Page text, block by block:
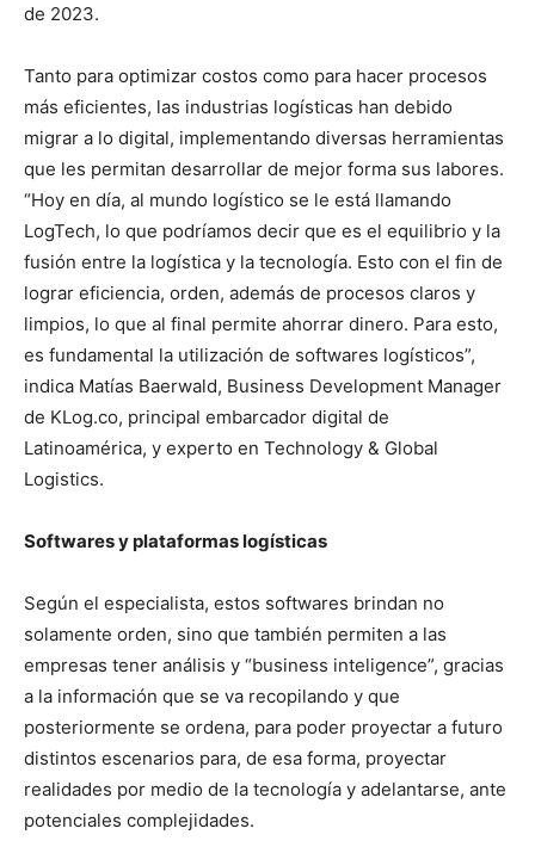
de 2023.
Tanto para optimizar costos como para hacer procesos
más eficientes, las industrias logísticas han debido
migrar a lo digital, implementando diversas herramientas
que les permitan desarrollar de mejor forma sus labores.
“Hoy en día, al mundo logístico se le está llamando
LogTech, lo que podríamos decir que es el equilibrio y la
fusión entre la logística y la tecnología. Esto con el fin de
lograr eficiencia, orden, además de procesos claros y
limpios, lo que al final permite ahorrar dinero. Para esto,
es fundamental la utilización de softwares logísticos”,
indica Matías Baerwald, Business Development Manager
de KLog.co, principal embarcador digital de
Latinoamérica, y experto en Technology & Global
Logistics.
Softwares y plataformas logísticas
Según el especialista, estos softwares brindan no
solamente orden, sino que también permiten a las
empresas tener análisis y “business inteligence”, gracias
a la información que se va recopilando y que
posteriormente se ordena, para poder proyectar a futuro
distintos escenarios para, de esa forma, proyectar
realidades por medio de la tecnología y adelantarse, ante
potenciales complejidades.